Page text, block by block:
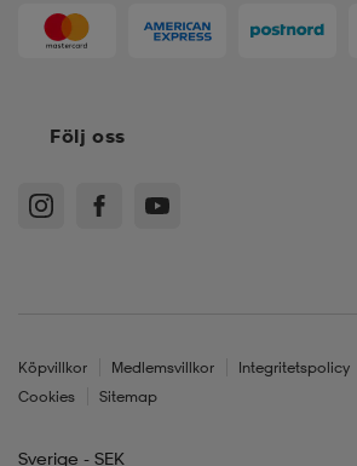
Följ oss
Köpvillkor Medlemsvillkor Integritetspolicy
Cookies
Sitemap
Sverige - SEK